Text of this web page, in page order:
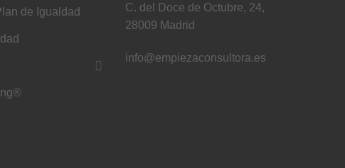
de Igualdad
C. del Doce de Octubre, 24,
28009 Madrid
info@empiezaconsultora.es